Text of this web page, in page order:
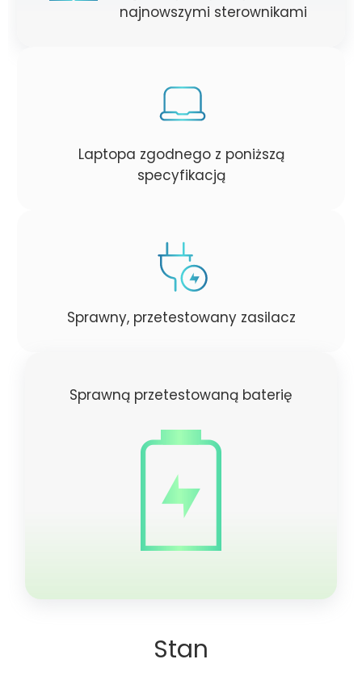
najnowszymi sterownikami
Laptopa zgodnego z poniższą
specyfikacją
Sprawny, przetestowany zasilacz
Sprawną przetestowaną baterię
Stan